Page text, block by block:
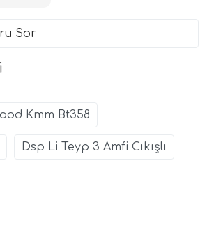
Sor
Kmm Bt358
Dsp Li Teyp 3 Amfi Cıkışlı